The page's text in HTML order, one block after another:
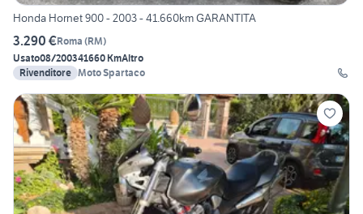
Honda Hornet 900 - 2003 - 41.660km GARANTITA
3.290 €Roma (RM)
Usato08/200341660 KmAltro
Rivenditore Moto Spartaco